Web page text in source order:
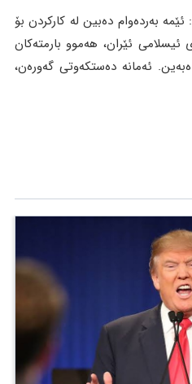
بەردەوام دەبین لە کارکردن بۆ
ئێران، هەموو بارمتەکان
ئەمانە دەستکەوتی گەورەن،